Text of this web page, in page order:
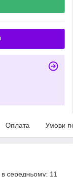
Оплата Умови
середньому: 11